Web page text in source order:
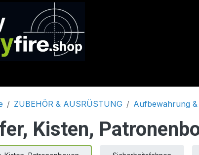
ZUBEHÖR & AUSRÜSTUNG Aufbewahrung
Kisten,